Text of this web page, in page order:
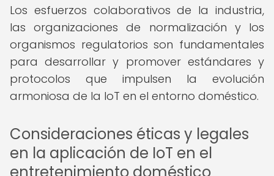
Los esfuerzos colaborativos de la industria,
las organizaciones de normalización y los
organismos regulatorios son fundamentales
para desarrollar y promover estándares y
protocolos que impulsen la evolución
armoniosa de la IoT en el entorno doméstico.
Consideraciones éticas y legales
en la aplicación de IoT en el